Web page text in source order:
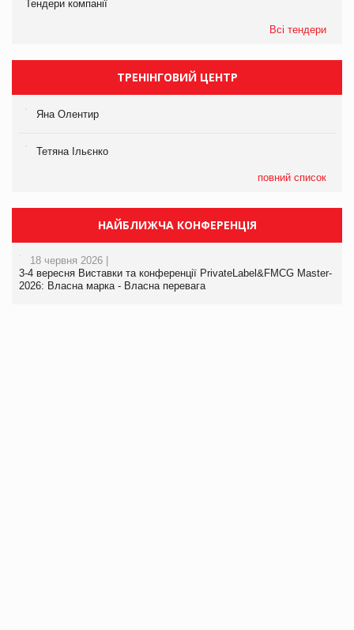
Тендери компанії
Всі тендери
ТРЕНІНГОВИЙ ЦЕНТР
Яна Олентир
Тетяна Ільєнко
повний список
НАЙБЛИЖЧА КОНФЕРЕНЦІЯ
18 червня 2026 |
3-4 вересня Виставки та конференції PrivateLabel&FMCG Master-
2026: Власна марка - Власна перевага